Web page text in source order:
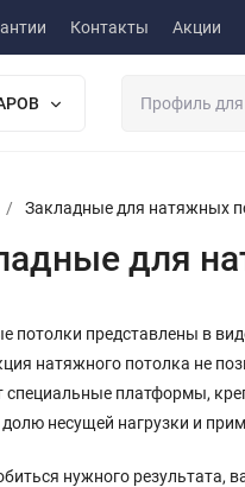
Контакты Акции
/ Закладные для натяжных
для
потолки представлены в
натяжного потолка не
специальные платформы,
несущей нагрузки и
нужного результата,